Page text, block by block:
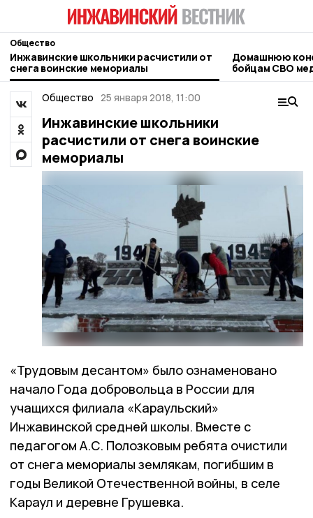
Общество
Инжавинские школьники расчистили от
снега воинские мемориалы
Домашнюю
бойцам СВО
Общество 25 января 2018, 11:00
Инжавинские школьники
расчистили от снега воинские
мемориалы
«Трудовым десантом» было ознаменовано
начало Года добровольца в России для
учащихся филиала «Караульский»
Инжавинской средней школы. Вместе с
педагогом А.С. Полозковым ребята очистили
от снега мемориалы землякам, погибшим в
годы Великой Отечественной войны, в селе
Караул и деревне Грушевка.